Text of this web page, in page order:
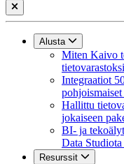
Alusta
Miten Kaivo
Integraatiot
pohjoismaiset
Hallittu
jokaiseen
BI- ja
Data
Resurssit